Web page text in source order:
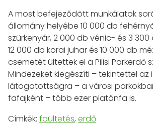
A most befejeződött munkálatok
állomány helyébe 10 000 db
szürkenyár, 2 000 db vénic- és 3 300
12 000 db korai juhar és 10 000 db
csemetét ültettek el a Pilisi Parkerdő
Mindezeket kiegészíti – tekintettel
látogatottságra – a városi
fafajként – több ezer platánfa is.
Címkék: faültetés, erdő